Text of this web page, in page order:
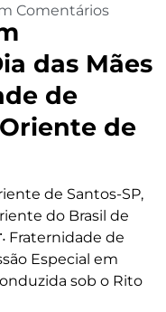
Comentários
das Mães
de
de
de Santos-SP,
do Brasil de
Fraternidade de
Especial em
sob o Rito